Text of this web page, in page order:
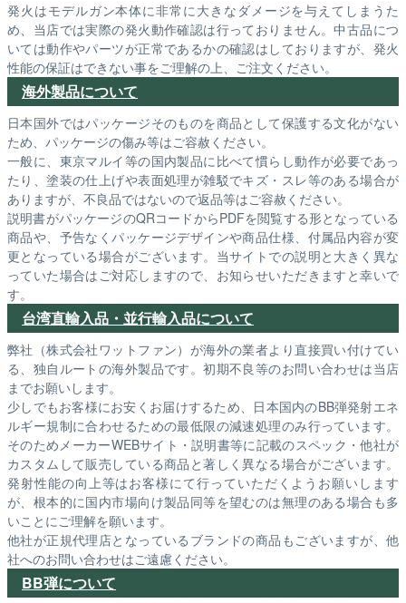
発火はモデルガン本体に非常に大きなダメージを与えてしまうた
め、当店では実際の発火動作確認は行っておりません。中古品につ
いては動作やパーツが正常であるかの確認はしておりますが、発火
性能の保証はできない事をご理解の上、ご注文ください。
海外製品について
日本国外ではパッケージそのものを商品として保護する文化がない
ため、パッケージの傷み等はご容赦ください。
一般に、東京マルイ等の国内製品に比べて慣らし動作が必要であっ
たり、塗装の仕上げや表面処理が雑駁でキズ・スレ等のある場合が
ありますが、不良品ではないので返品等はご容赦ください。
説明書がパッケージのQRコードからPDFを閲覧する形となっている
商品や、予告なくパッケージデザインや商品仕様、付属品内容が変
更となっている場合がございます。当サイトでの説明と大きく異な
っていた場合はご対応しますので、お知らせいただきますと幸いで
す。
台湾直輸入品・並行輸入品について
弊社（株式会社ワットファン）が海外の業者より直接買い付けてい
る、独自ルートの海外製品です。初期不良等のお問い合わせは当店
までお願いします。
少しでもお客様にお安くお届けするため、日本国内のBB弾発射エネ
ルギー規制に合わせるための最低限の減速処理のみ行っています。
そのためメーカーWEBサイト・説明書等に記載のスペック・他社が
カスタムして販売している商品と著しく異なる場合がございます。
発射性能の向上等はお客様にて行っていただくようお願いします
が、根本的に国内市場向け製品同等を望むのは無理のある場合も多
いことにご理解を願います。
他社が正規代理店となっているブランドの商品もございますが、他
社へのお問い合わせはご遠慮ください。
BB弾について